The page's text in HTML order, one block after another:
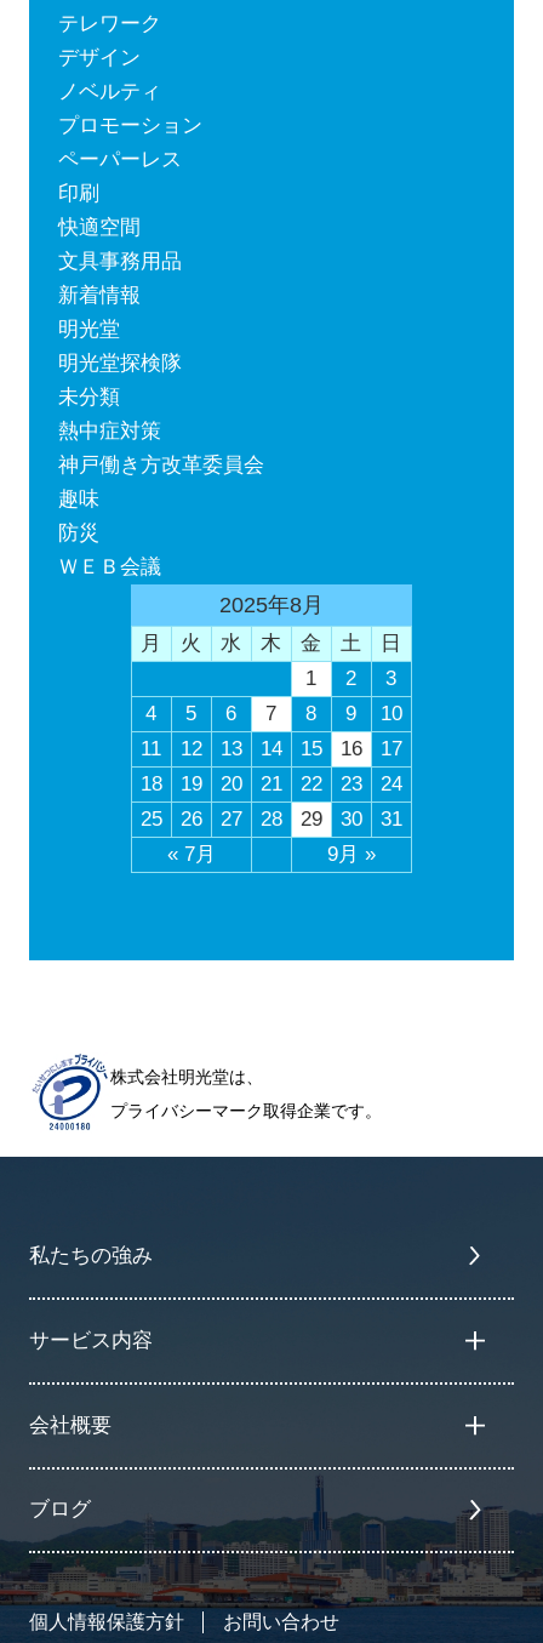
テレワーク
デザイン
ノベルティ
プロモーション
ペーパーレス
印刷
快適空間
文具事務用品
新着情報
明光堂
明光堂探検隊
未分類
熱中症対策
神戸働き方改革委員会
趣味
防災
ＷＥＢ会議
2025年8月
月 火 水 木 金 土 日
« 7月 9月 »
1 2
3
4
5 6 7 8 9
10
11
12 13 14 15 16
17
18
19 20 21 22 23
24
25
26 27 28 29 30 31
株式会社明光堂は、
プライバシーマーク取得企業です。
私たちの強み
サービス内容
会社概要
ブログ
個人情報保護方針 お問い合わせ